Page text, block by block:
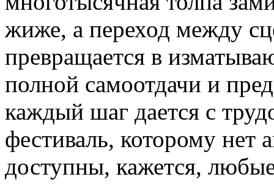
жиже, а переход между
превращается в
полной самоотдачи и
каждый шаг дается с
фестиваль, которому нет
доступны, кажется,